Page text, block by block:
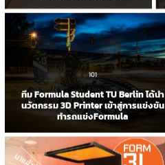
101
ทีม Formula Student TU Berlin ได้นำ
นวัตกรรม 3D Printer เข้าสู่การแข่งขัน
ทำรถแข่งFormula